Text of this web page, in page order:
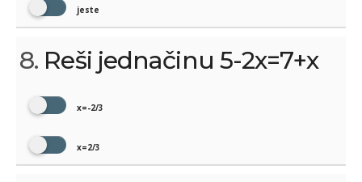
jeste
8. Reši jednačinu 5-2x=7+x
x=-2/3
x=2/3